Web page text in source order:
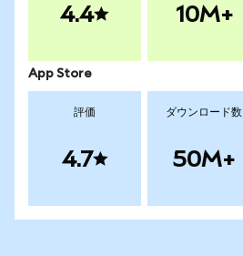
4.4 10M+
App Store
評価
4.7
ダウンロード数
50M+